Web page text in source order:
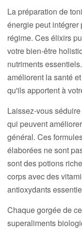
La préparation de
énergie peut intégrer
régime. Ces élixirs
votre bien-être
nutriments
améliorent la santé
qu'ils apportent à
Laissez-vous
qui peuvent
général. Ces
élaborées ne sont
sont des potions
corps avec des
antioxydants
Chaque gorgée de
superaliments